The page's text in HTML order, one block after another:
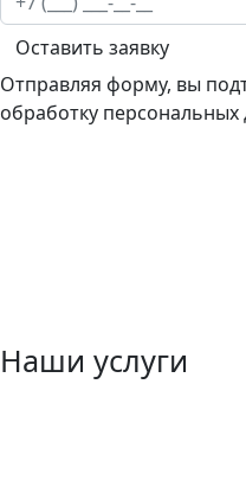
Оставить заявку
Отправляя форму, вы
обработку персональных
Наши услуги